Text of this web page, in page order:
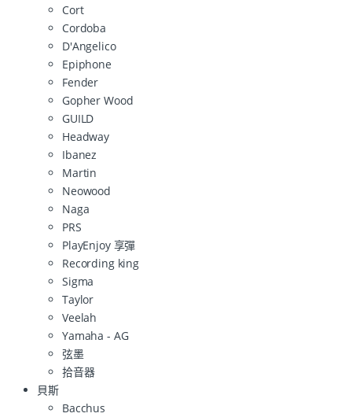
Cort
Cordoba
D'Angelico
Epiphone
Fender
Gopher Wood
GUILD
Headway
Ibanez
Martin
Neowood
Naga
PRS
PlayEnjoy 享彈
Recording king
Sigma
Taylor
Veelah
Yamaha - AG
弦墨
拾音器
貝斯
Bacchus